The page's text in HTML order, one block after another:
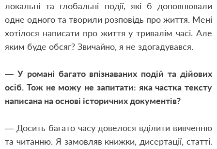
локальні та глобальні події, які б доповнювали
одне одного та творили розповідь про життя. Мені
хотілося написати про життя у тривалім часі. Але
яким буде обсяг? Звичайно, я не здогадувався.
— У романі багато впізнаваних подій та дійових
осіб. Тож не можу не запитати: яка частка тексту
написана на основі історичних документів?
— Досить багато часу довелося вділити вивченню
та читанню. Я замовляв книжки, дисертації, статті.